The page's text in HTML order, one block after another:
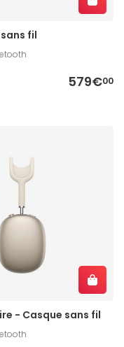
fil
579€00
- Casque sans fil